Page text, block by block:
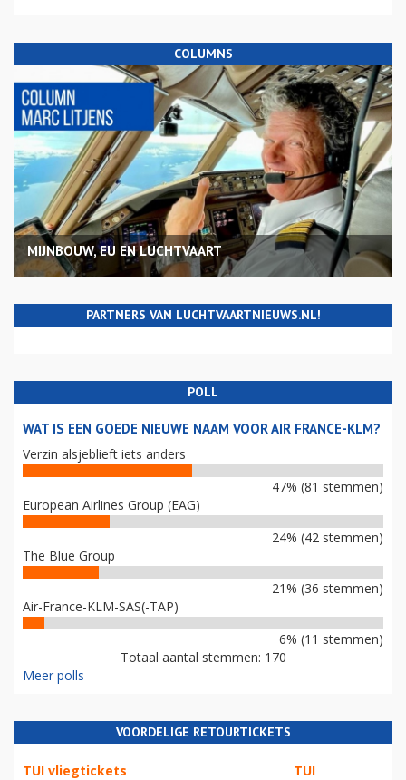
COLUMNS
MIJNBOUW, EU EN LUCHTVAART
PARTNERS VAN LUCHTVAARTNIEUWS.NL!
POLL
WAT IS EEN GOEDE NIEUWE NAAM VOOR AIR FRANCE-KLM?
Verzin alsjeblieft iets anders
47% (81 stemmen)
European Airlines Group (EAG)
24% (42 stemmen)
The Blue Group
21% (36 stemmen)
Air-France-KLM-SAS(-TAP)
6% (11 stemmen)
Totaal aantal stemmen: 170
Meer polls
VOORDELIGE RETOURTICKETS
TUI vliegtickets TUI